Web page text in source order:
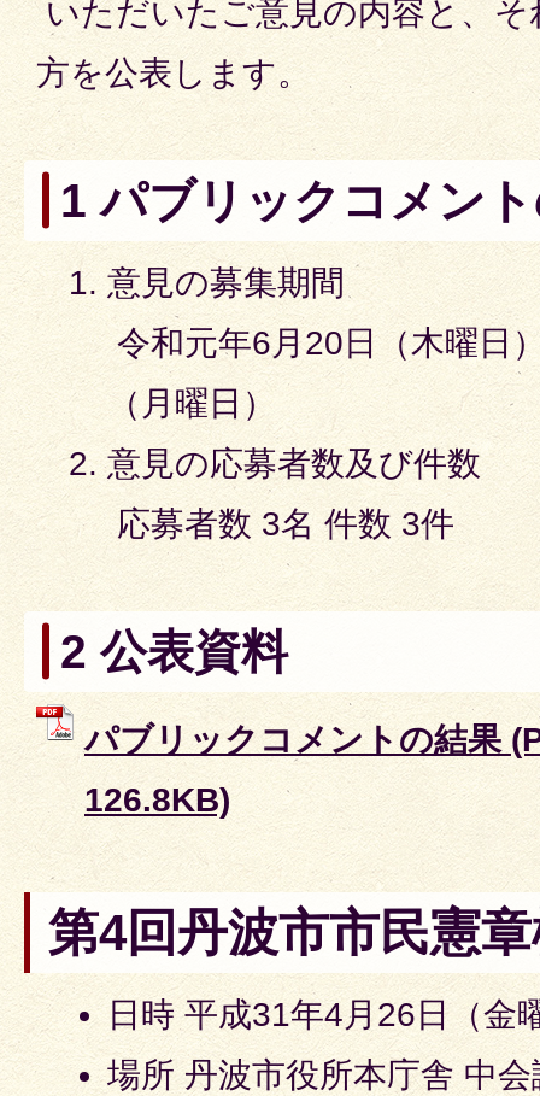
いただいたご意見の内容と、
方を公表します。
1 パブリックコメン
意見の募集期間
令和元年6月20日（木曜日
（月曜日）
意見の応募者数及び件数
応募者数 3名 件数 3件
2 公表資料
パブリックコメントの結果
126.8KB)
第4回丹波市市民憲
日時 平成31年4月26日（金
場所 丹波市役所本庁舎 中会